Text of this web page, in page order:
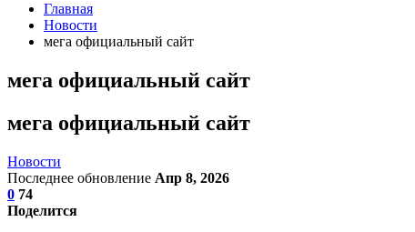
Главная
Новости
мега официальный сайт
мега официальный сайт
мега официальный сайт
Новости
Последнее обновление Апр 8, 2026
0 74
Поделится